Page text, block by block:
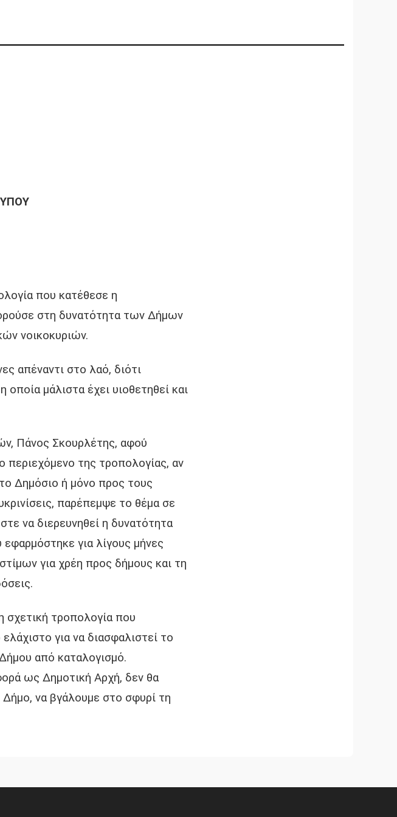
που κατέθεσε η
στη δυνατότητα των Δήμων
νοικοκυριών.
απέναντι στο λαό, διότι
μάλιστα έχει υιοθετηθεί και
Πάνος Σκουρλέτης, αφού
περιεχόμενο της τροπολογίας, αν
Δημόσιο ή μόνο προς τους
παρέπεμψε το θέμα σε
να διερευνηθεί η δυνατότητα
για λίγους μήνες
για χρέη προς δήμους και τη
σχετική τροπολογία που
για να διασφαλιστεί το
από καταλογισμό.
ως Δημοτική Αρχή, δεν θα
να βγάλουμε στο σφυρί τη